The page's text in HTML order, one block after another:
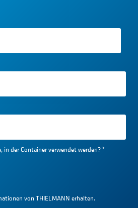
in der Container verwendet werden?*
von THIELMANN erhalten.